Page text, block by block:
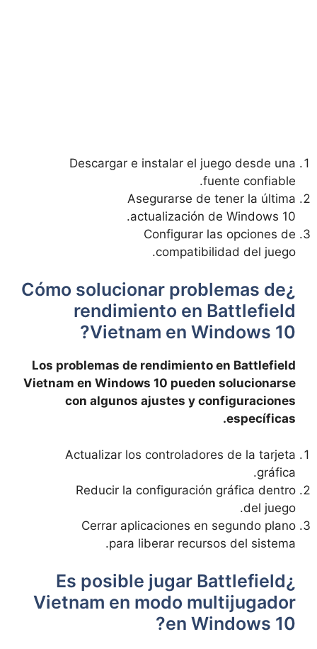
Descargar e instalar el juego desde una
fuente confiable.
Asegurarse de tener la última
actualización de Windows 10.
Configurar las opciones de
compatibilidad del juego.
¿Cómo solucionar problemas de
rendimiento en Battlefield
Vietnam en Windows 10?
Los problemas de rendimiento en Battlefield
Vietnam en Windows 10 pueden solucionarse
con algunos ajustes y configuraciones
específicas.
Actualizar los controladores de la tarjeta
gráfica.
Reducir la configuración gráfica dentro
del juego.
Cerrar aplicaciones en segundo plano
para liberar recursos del sistema.
¿Es posible jugar Battlefield
Vietnam en modo multijugador
en Windows 10?